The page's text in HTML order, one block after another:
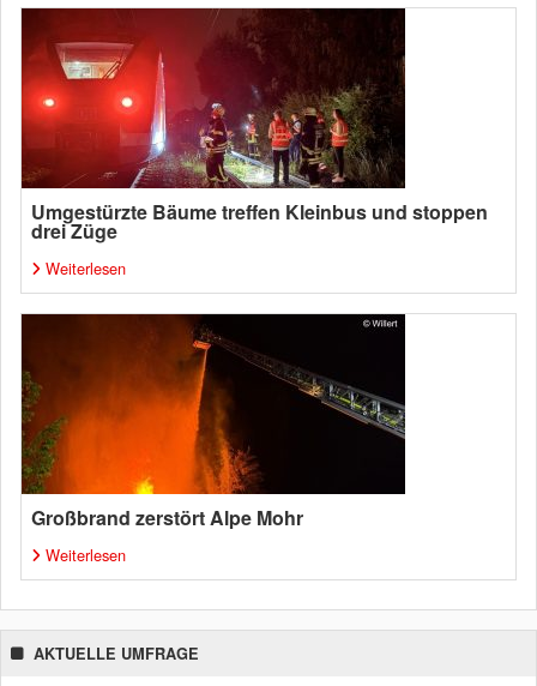
Umgestürzte Bäume treffen Kleinbus und stoppen
drei Züge
Weiterlesen
Großbrand zerstört Alpe Mohr
Weiterlesen
AKTUELLE UMFRAGE